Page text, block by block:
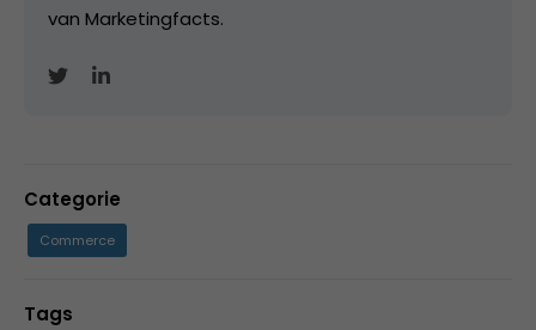
van Marketingfacts.
Categorie
Commerce
Tags